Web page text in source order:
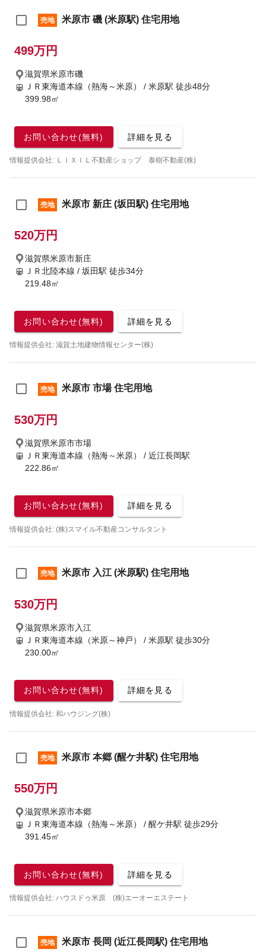
売地 米原市 磯 (米原駅) 住宅用地
499万円
滋賀県米原市磯
ＪＲ東海道本線（熱海～米原） / 米原駅 徒歩48分
399.98㎡
お問い合わせ(無料) 詳細を見る
情報提供会社: ＬＩＸＩＬ不動産ショップ 泰樹不動産(株)
売地 米原市 新庄 (坂田駅) 住宅用地
520万円
滋賀県米原市新庄
ＪＲ北陸本線 / 坂田駅 徒歩34分
219.48㎡
お問い合わせ(無料) 詳細を見る
情報提供会社: 滋賀土地建物情報センター(株)
売地 米原市 市場 住宅用地
530万円
滋賀県米原市市場
ＪＲ東海道本線（熱海～米原） / 近江長岡駅
222.86㎡
お問い合わせ(無料) 詳細を見る
情報提供会社: (株)スマイル不動産コンサルタント
売地 米原市 入江 (米原駅) 住宅用地
530万円
滋賀県米原市入江
ＪＲ東海道本線（米原～神戸） / 米原駅 徒歩30分
230.00㎡
お問い合わせ(無料) 詳細を見る
情報提供会社: 和ハウジング(株)
売地 米原市 本郷 (醒ケ井駅) 住宅用地
550万円
滋賀県米原市本郷
ＪＲ東海道本線（熱海～米原） / 醒ケ井駅 徒歩29分
391.45㎡
お問い合わせ(無料) 詳細を見る
情報提供会社: ハウスドゥ米原 (株)エーオーエステート
売地 米原市 長岡 (近江長岡駅) 住宅用地